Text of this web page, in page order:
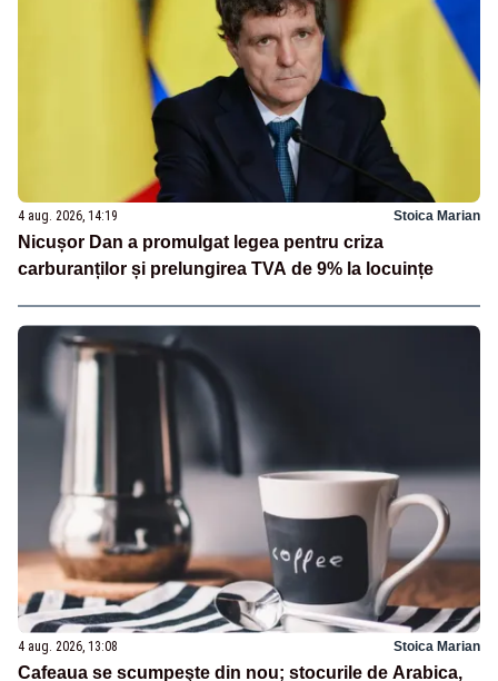
4 aug. 2026, 14:19 Stoica Marian
Nicușor Dan a promulgat legea pentru criza
carburanților și prelungirea TVA de 9% la locuințe
4 aug. 2026, 13:08 Stoica Marian
Cafeaua se scumpeşte din nou; stocurile de Arabica,